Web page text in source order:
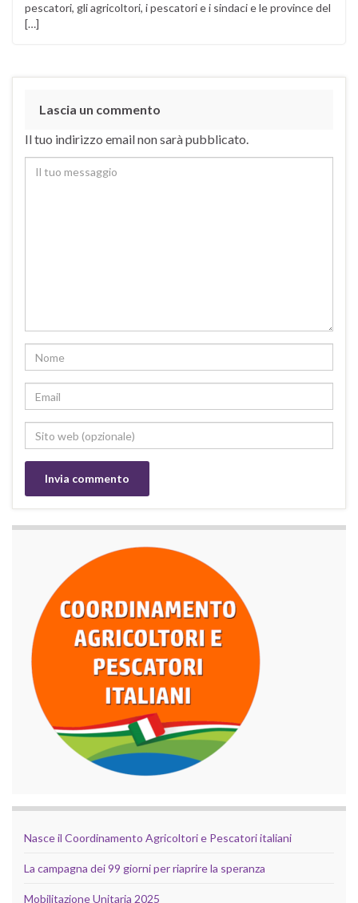
pescatori, gli agricoltori, i pescatori e i sindaci e le province del
[…]
Lascia un commento
Il tuo indirizzo email non sarà pubblicato.
Nasce il Coordinamento Agricoltori e Pescatori italiani
La campagna dei 99 giorni per riaprire la speranza
Mobilitazione Unitaria 2025